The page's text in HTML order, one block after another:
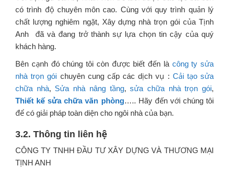
có trình độ chuyên môn cao. Cùng với quy trình quản lý
chất lượng nghiêm ngặt, Xây dựng nhà trọn gói của Tịnh
Anh đã và đang trở thành sự lựa chọn tin cậy của quý
khách hàng.
Bên cạnh đó chúng tôi còn được biết đến là công ty sửa
nhà trọn gói chuyên cung cấp các dịch vụ : Cải tạo sửa
chữa nhà, Sửa nhà nâng tầng,sửa chữa nhà trọn gói,
Thiết kế sửa chữa văn phòng….. Hãy đến với chúng tôi
để có giải pháp toàn diện cho ngôi nhà của bạn.
3.2. Thông tin liên hệ
CÔNG TY TNHH ĐẦU TƯ XÂY DỰNG VÀ THƯƠNG MẠI
TỊNH ANH